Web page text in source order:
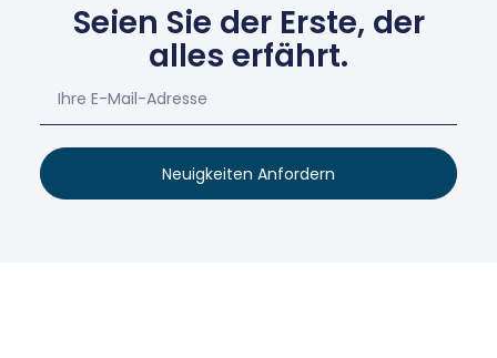
Seien Sie der Erste, der
alles erfährt.
Neuigkeiten Anfordern